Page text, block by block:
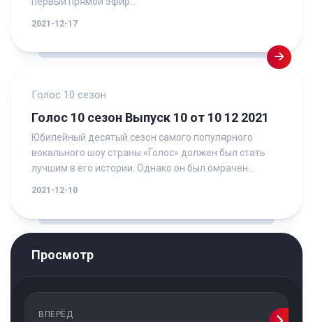
2021-12-17
Голос 10 сезон
Голос 10 сезон Выпуск 10 от 10 12 2021
Юбилейный десятый сезон самого популярного
вокального шоу страны «Голос» должен был стать
лучшим в его истории. Однако он был омрачен...
2021-12-10
Просмотр
ВПЕРЁД